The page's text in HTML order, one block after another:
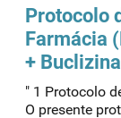
pílula do dia
paracetamol
Protocolo
Farmácia
+
" 1 Protocolo
O presente